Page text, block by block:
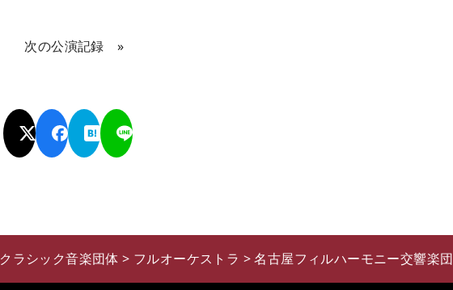
クラシック音楽団体 > フルオーケストラ >名古屋フィルハーモニー交響楽団